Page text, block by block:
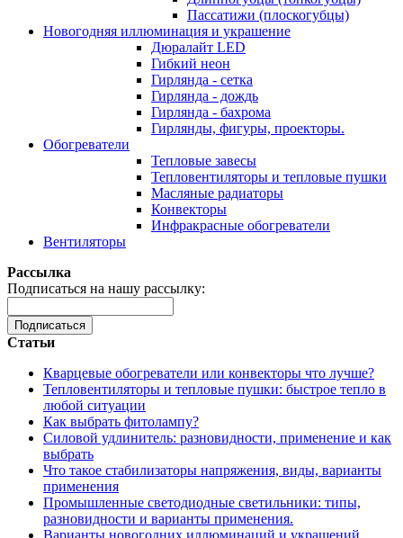
Пассатижи (плоскогубцы)
Новогодняя иллюминация и украшение
Дюралайт LED
Гибкий неон
Гирлянда - сетка
Гирлянда - дождь
Гирлянда - бахрома
Гирлянды, фигуры, проекторы.
Обогреватели
Тепловые завесы
Тепловентиляторы и тепловые пушки
Масляные радиаторы
Конвекторы
Инфракрасные обогреватели
Вентиляторы
Рассылка
Подписаться на нашу рассылку:
Подписаться
Статьи
Кварцевые обогреватели или конвекторы что лучше?
Тепловентиляторы и тепловые пушки: быстрое тепло в
любой ситуации
Как выбрать фитолампу?
Силовой удлинитель: разновидности, применение и как
выбрать
Что такое стабилизаторы напряжения, виды, варианты
применения
Промышленные светодиодные светильники: типы,
разновидности и варианты применения.